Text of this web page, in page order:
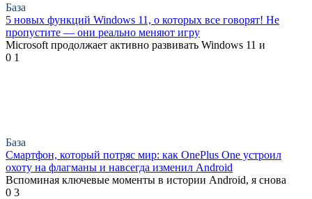
База
5 новых функций Windows 11, о которых все говорят! Не
пропустите — они реально меняют игру
Microsoft продолжает активно развивать Windows 11 и
0 1
База
Смартфон, который потряс мир: как OnePlus One устроил
охоту на флагманы и навсегда изменил Android
Вспоминая ключевые моменты в истории Android, я снова
0 3